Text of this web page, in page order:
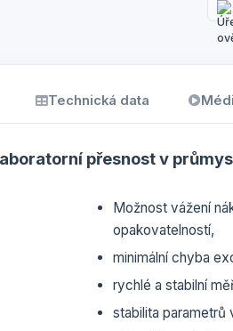
Technická data
přesnost v
Možnost vážení
opakovatelností,
minimální chyba
rychlé a stabilní
stabilita parametrů